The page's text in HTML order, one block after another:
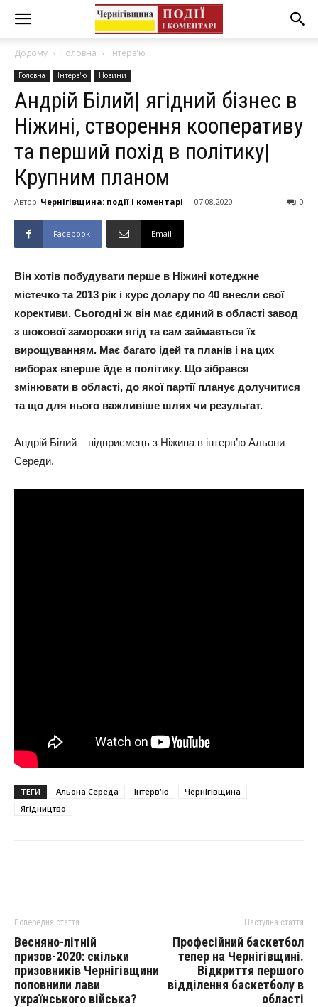
Додому Головна Інтерв'ю
Головна Інтерв'ю Новини
Андрій Білий| ягідний бізнес в
Ніжині, створення кооперативу
та перший похід в політику|
Крупним планом
Автор Чернігівщина: події і коментарі - 07.08.2020 0
Facebook Email
Він хотів побудувати перше в Ніжині котеджне
містечко та 2013 рік і курс долару по 40 внесли свої
корективи. Сьогодні ж він має єдиний в області завод
з шокової заморозки ягід та сам займається їх
вирощуванням. Має багато ідей та планів і на цих
виборах вперше йде в політику. Що зібрався
змінювати в області, до якої партії планує долучитися
та що для нього важливіше шлях чи результат.
Андрій Білий – підприємець з Ніжина в інтерв’ю Альони
Середи.
ТЕГИ Альона Середа Інтерв'ю
Чернігівщина
Ягідництво
Попередня стаття
Весняно-літній
призов-2020: скільки
призовників Чернігівщини
поповнили лави
українського війська?
Наступна стаття
Професійний баскетбол
тепер на Чернігівщині.
Відкриття першого
відділення баскетболу в
області